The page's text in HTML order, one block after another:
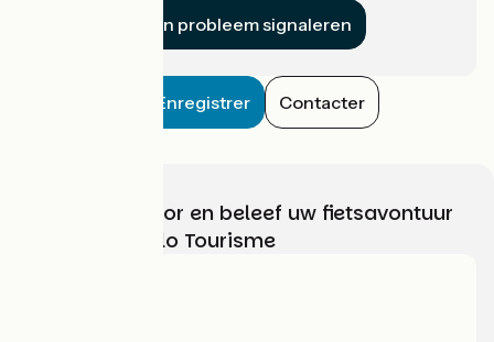
Een probleem signaleren
Enregistrer Contacter
Kies, bereid voor en beleef uw fietsavontuur
met France Vélo Tourisme